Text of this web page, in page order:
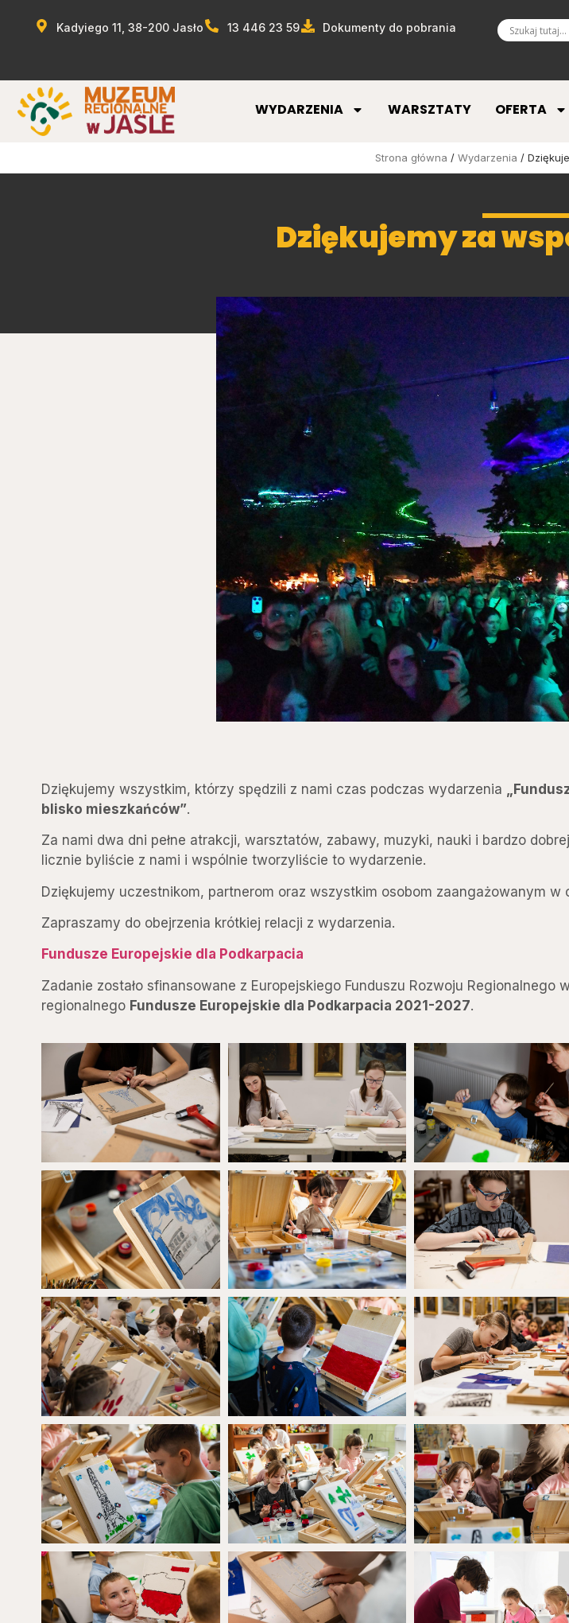
Kadyiego 11, 38-200 Jasło 13 446 23 59 Dokumenty do pobrania
WYDARZENIA WARSZTATY OFERTA
Strona główna / Wydarzenia /
Dziękujemy za
Dziękujemy wszystkim, którzy spędzili z nami czas podczas wydarzenia
blisko mieszkańców”.
Za nami dwa dni pełne atrakcji, warsztatów, zabawy, muzyki, nauki i bardzo
licznie byliście z nami i wspólnie tworzyliście to wydarzenie.
Dziękujemy uczestnikom, partnerom oraz wszystkim osobom zaangażowanym w
Zapraszamy do obejrzenia krótkiej relacji z wydarzenia.
Fundusze Europejskie dla Podkarpacia
Zadanie zostało sfinansowane z Europejskiego Funduszu Rozwoju Regionalnego
regionalnego Fundusze Europejskie dla Podkarpacia 2021-2027.